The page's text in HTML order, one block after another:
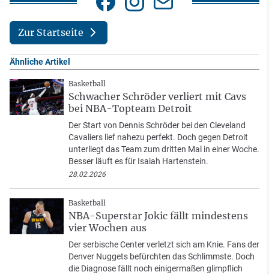
Zur Startseite
Ähnliche Artikel
Basketball
Schwacher Schröder verliert mit Cavs
bei NBA-Topteam Detroit
Der Start von Dennis Schröder bei den Cleveland
Cavaliers lief nahezu perfekt. Doch gegen Detroit
unterliegt das Team zum dritten Mal in einer Woche.
Besser läuft es für Isaiah Hartenstein.
28.02.2026
Basketball
NBA-Superstar Jokic fällt mindestens
vier Wochen aus
Der serbische Center verletzt sich am Knie. Fans der
Denver Nuggets befürchten das Schlimmste. Doch
die Diagnose fällt noch einigermaßen glimpflich